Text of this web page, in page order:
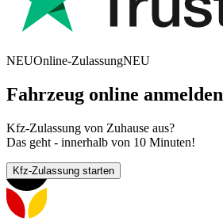
NEUOnline-ZulassungNEU
Fahrzeug online anmelden
Kfz-Zulassung von Zuhause aus?
Das geht - innerhalb von 10 Minuten!
Kfz-Zulassung starten